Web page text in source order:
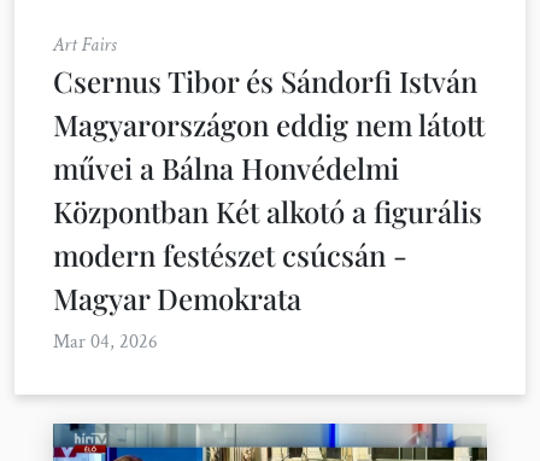
Art Fairs
Csernus Tibor és Sándorfi István
Magyarországon eddig nem látott
művei a Bálna Honvédelmi
Központban Két alkotó a figurális
modern festészet csúcsán -
Magyar Demokrata
Mar 04, 2026